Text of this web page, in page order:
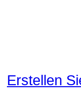
Erstellen